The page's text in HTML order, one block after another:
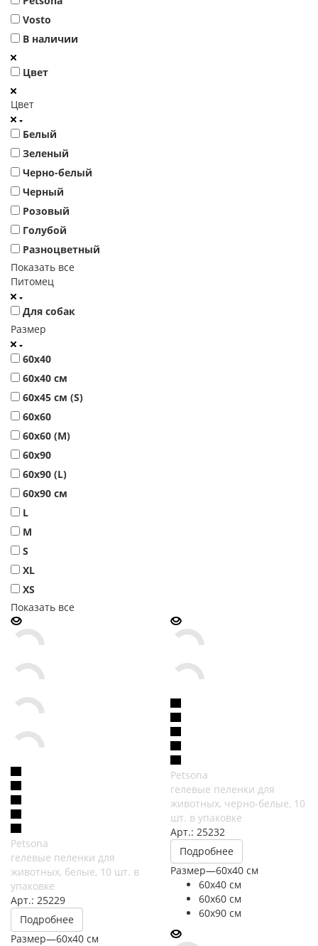
Vosto
В наличии
Цвет
Цвет
Белый
Зеленый
Черно-белый
Черный
Розовый
Голубой
Разноцветный
Показать все
Питомец
Для собак
Размер
60х40
60х40 см
60х45 см (S)
60х60
60х60 (М)
60х90
60х90 (L)
60х90 см
L
M
S
XL
XS
Показать все
Petsona
гелевые пеленки для
животных, белые, 10 шт. в
упаковке
Арт.: 25229
Подробнее
Размер—60х40 см
Petsona
гелевые пеленки для
животных, черно-белые, 10
шт. в упаковке
Арт.: 25232
Подробнее
Размер—60х40 см
60х40 см
60х60 см
60х90 см